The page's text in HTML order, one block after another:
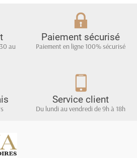
au
Paiement sécurisé
Paiement en ligne 100% sécurisé
Service client
Du lundi au vendredi de 9h à 18h